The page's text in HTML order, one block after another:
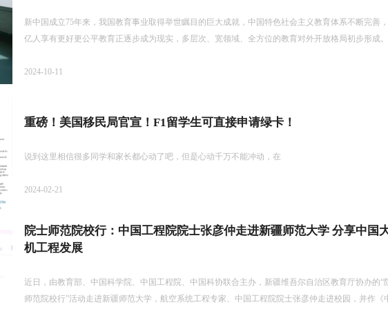
新中国成立75年来，我国教育事业取得举世瞩目的巨大成就，中国特色社会主义教育体系不断完善
亿人享有更好更公平教育正逐步成为现实，多层次、宽领域、全方位的教育对外开放格局初步形成。
2024-10-11
重磅！美国移民局官宣！F1留学生可直接申请绿卡！
说到这里相信很多同学和家长都心动了吧，但是心动千万不能冲动，在
2024-02-21
院士师范院校行：中国工程院院士张彦仲走进新疆师范大学 分享中国
机工程发展
近日，由教育部、中国科学院、中国工程院、中国科协联合主办，新疆维吾尔自治区教育厅协办的“
师范院校行”活动走进新疆师范大学，航空系统工程专家、中国工程院院士张彦仲走进校园，并作《